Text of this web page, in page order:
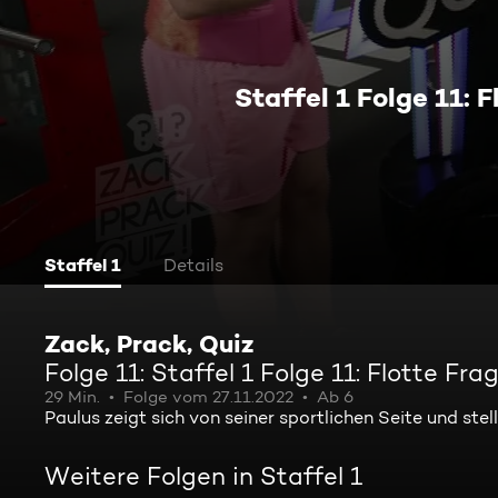
Staffel 1 Folge 11:
Staffel 1 Details
Zack, Prack, Quiz
Folge 11: Staffel 1 Folge 11: Flotte
29 Min. Folge vom 27.11.2022 Ab 6
Paulus zeigt sich von seiner sportlichen Seite und
Weitere Folgen in Staffel 1